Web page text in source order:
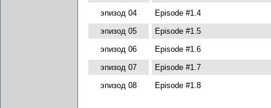
эпизод 04
Episode #1.4
эпизод 05
Episode #1.5
эпизод 06
Episode #1.6
эпизод 07
Episode #1.7
эпизод 08
Episode #1.8